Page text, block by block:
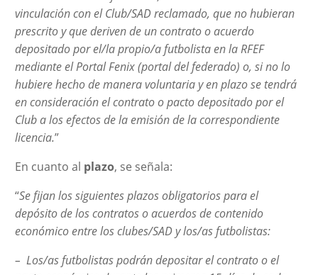
vinculación con el Club/SAD reclamado, que no hubieran
prescrito y que deriven de un contrato o acuerdo
depositado por el/la propio/a futbolista en la RFEF
mediante el Portal Fenix (portal del federado) o, si no lo
hubiere hecho de manera voluntaria y en plazo se tendrá
en consideración el contrato o pacto depositado por el
Club a los efectos de la emisión de la correspondiente
licencia.”
En cuanto al plazo, se señala:
“Se fijan los siguientes plazos obligatorios para el
depósito de los contratos o acuerdos de contenido
económico entre los clubes/SAD y los/as futbolistas:
– Los/as futbolistas podrán depositar el contrato o el